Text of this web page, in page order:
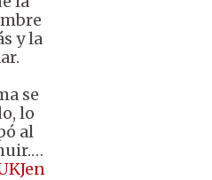
y la
se
lo
al